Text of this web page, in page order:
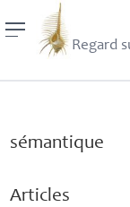
Regard
sémantique
Articles